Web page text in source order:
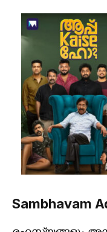
Sambhavam